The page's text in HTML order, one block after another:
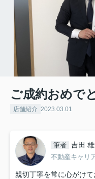
ご成約おめで
店舗紹介 2023.03.01
筆者 吉田
不動産キャリ
親切丁寧を常に心がけ